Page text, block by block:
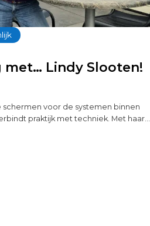
met… Lindy Slooten!
voor de systemen binnen
praktijk met techniek. Met haar…